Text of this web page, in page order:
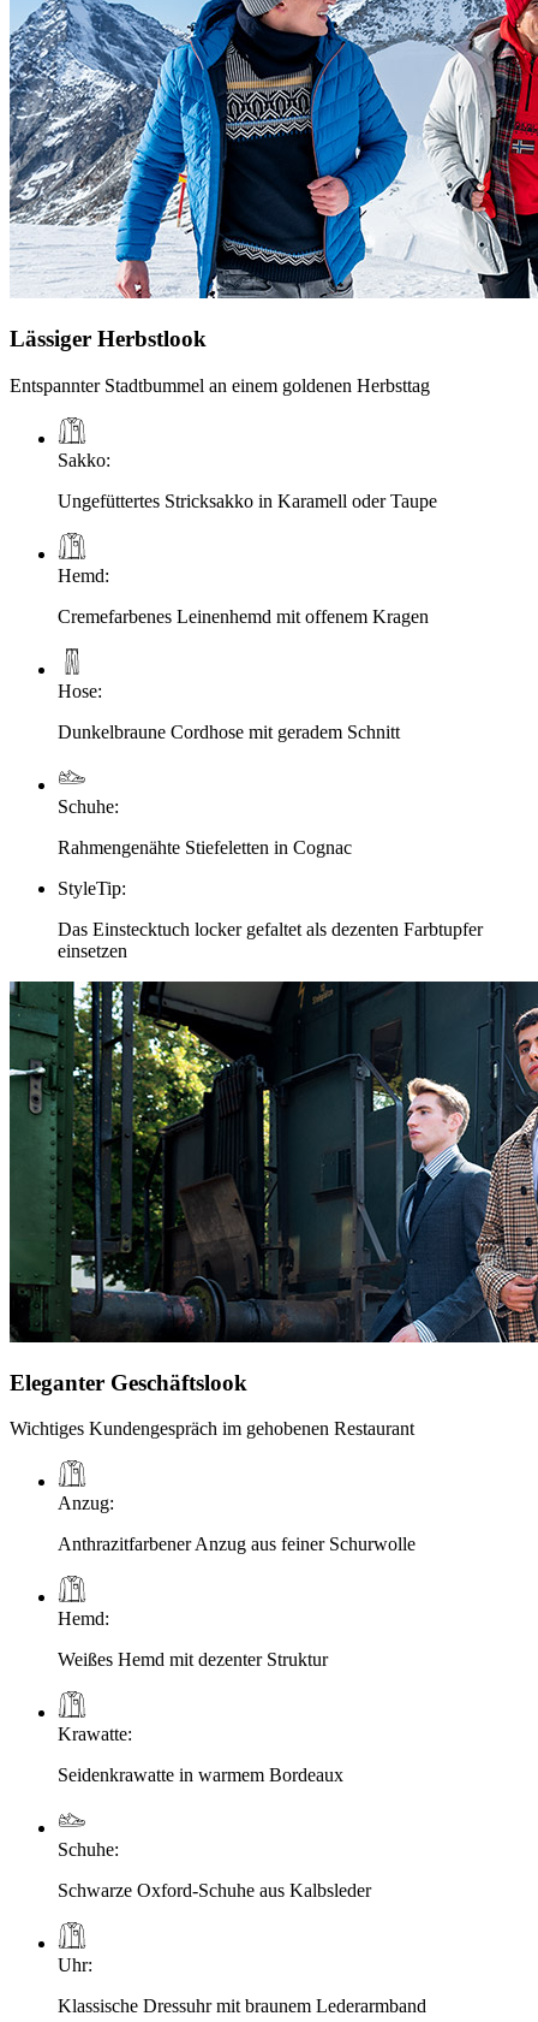
Lässiger Herbstlook
Entspannter Stadtbummel an einem goldenen Herbsttag
Sakko:
Ungefüttertes Stricksakko in Karamell oder Taupe
Hemd:
Cremefarbenes Leinenhemd mit offenem Kragen
Hose:
Dunkelbraune Cordhose mit geradem Schnitt
Schuhe:
Rahmengenähte Stiefeletten in Cognac
StyleTip:
Das Einstecktuch locker gefaltet als dezenten Farbtupfer
einsetzen
Eleganter Geschäftslook
Wichtiges Kundengespräch im gehobenen Restaurant
Anzug:
Anthrazitfarbener Anzug aus feiner Schurwolle
Hemd:
Weißes Hemd mit dezenter Struktur
Krawatte:
Seidenkrawatte in warmem Bordeaux
Schuhe:
Schwarze Oxford-Schuhe aus Kalbsleder
Uhr:
Klassische Dressuhr mit braunem Lederarmband